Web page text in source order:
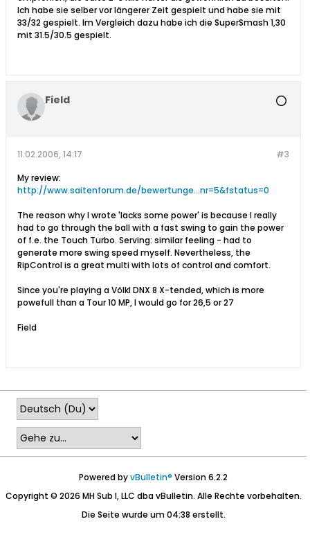
Ich habe sie selber vor längerer Zeit gespielt und habe sie mit
33/32 gespielt. Im Vergleich dazu habe ich die SuperSmash 1,30
mit 31.5/30.5 gespielt.
Field
#3
11.02.2006, 14:17
My review:
http://www.saitenforum.de/bewertunge...nr=5&fstatus=0
The reason why I wrote 'lacks some power' is because I really
had to go through the ball with a fast swing to gain the power
of f.e. the Touch Turbo. Serving: similar feeling - had to
generate more swing speed myself. Nevertheless, the
RipControl is a great multi with lots of control and comfort.
Since you're playing a Völkl DNX 8 X-tended, which is more
powefull than a Tour 10 MP, I would go for 26,5 or 27
Field
Powered byvBulletin® Version 6.2.2
Copyright © 2026 MH Sub I, LLC dba vBulletin. Alle Rechte vorbehalten.
Die Seite wurde um 04:38 erstellt.